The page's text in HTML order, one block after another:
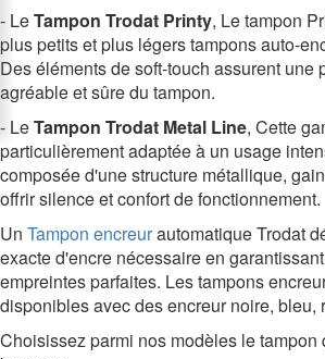
- LeTampon Trodat Printy, Le tampon
plus petits et plus légers tampons auto-
Des éléments de soft-touch assurent une
agréable et sûre du tampon.
- LeTampon Trodat Metal Line, Cette
particulièrement adaptée à un usage
composée d'une structure métallique,
offrir silence et confort de fonctionnement.
Un Tampon encreurautomatique Trodat
exacte d'encre nécessaire en
empreintes parfaites. Les tampons
disponibles avec des encreur noire, bleu,
Choisissez parmi nos modèles le tampon